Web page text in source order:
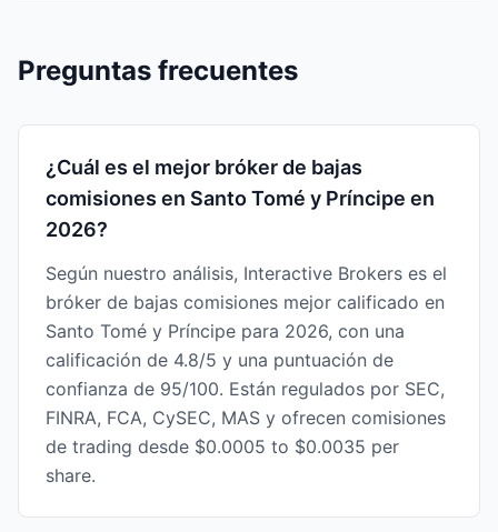
Preguntas frecuentes
¿Cuál es el mejor bróker de bajas
comisiones en Santo Tomé y Príncipe en
2026?
Según nuestro análisis, Interactive Brokers es el
bróker de bajas comisiones mejor calificado en
Santo Tomé y Príncipe para 2026, con una
calificación de 4.8/5 y una puntuación de
confianza de 95/100. Están regulados por SEC,
FINRA, FCA, CySEC, MAS y ofrecen comisiones
de trading desde $0.0005 to $0.0035 per
share.